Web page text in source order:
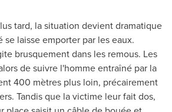
tard, la situation devient dramatique
se laisse emporter par les eaux.
brusquement dans les remous. Les
de suivre l'homme entraîné par la
400 mètres plus loin, précairement
Tandis que la victime leur fait dos,